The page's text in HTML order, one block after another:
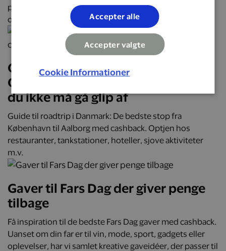
penge tilbage på alt fra mad og transport til mode, bolig
og faste abonnementer.
Oplev Danmark på roadtrip:
Oplevelser, mad og overnatninger,
du ikke må gå glip af
Guide til roadtrip i Danmark: De bedste stop fra
København til Aalborg med cashback. Optjen hos
restauranter, tankstationer, hoteller, sjove aktiviteter
m.v.
Gaver til Fars Dag der giver penge
tilbage
Få inspiration til de bedste Fars Dag gaver med cashback.
Uanset om din far er til vin, mode, sport, gadgets eller
oplevelser, har vi samlet kreative gaveidéer, der passer til
Accepter alle
Accepter valgte
Cookie Informationer